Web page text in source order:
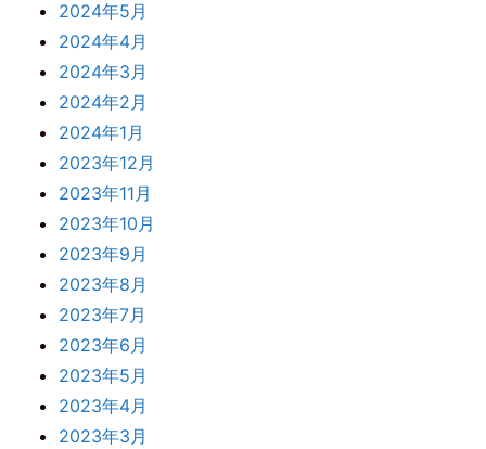
2024年5月
2024年4月
2024年3月
2024年2月
2024年1月
2023年12月
2023年11月
2023年10月
2023年9月
2023年8月
2023年7月
2023年6月
2023年5月
2023年4月
2023年3月